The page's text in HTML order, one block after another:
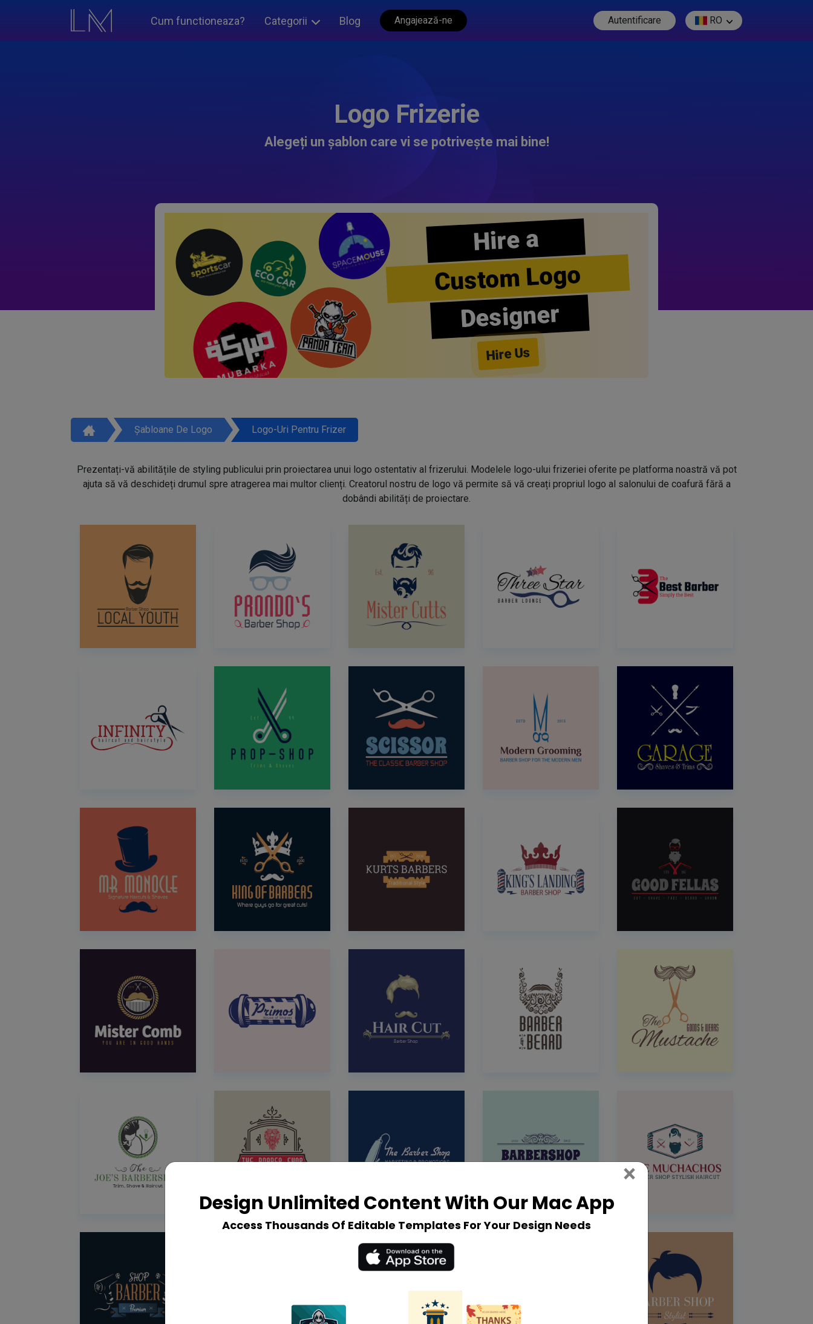
Cum functioneaza? Categorii Blog Angajează-ne Autentificare RO
Logo Frizerie
Alegeți un șablon care vi se potrivește mai bine!
Hire a
Custom Logo
Designer
Hire Us
Șabloane De Logo Logo-Uri Pentru Frizer
Prezentați-vă abilitățile de styling publicului prin proiectarea unui logo ostentativ al frizerului. Modelele logo-ului frizeriei oferite pe platforma noastră vă pot
ajuta să vă deschideți drumul spre atragerea mai multor clienți. Creatorul nostru de logo vă permite să vă creați propriul logo al salonului de coafură fără a
dobândi abilități de proiectare.
Design Unlimited Content With Our Mac App
Access Thousands Of Editable Templates For Your Design Needs
× Close